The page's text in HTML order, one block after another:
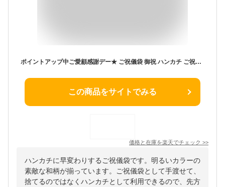
ポイントアップ中ご愛顧感謝デー★ ご祝儀袋 御祝 ハンカチ ご祝儀袋 筆ペン 袱紗 セット メール便送料無料 金封 結婚式 結婚祝い デザイン 和柄 モダン かわいい おしゃれ 日本製 安心
この商品をサイトでみる
価格と在庫を楽天でチェック >>
ハンカチに早変わりするご祝儀袋です。明るいカラーの
素敵な和柄が揃っています。ご祝儀袋として手渡せて、
捨てるのではなくハンカチとして利用できるので、先方